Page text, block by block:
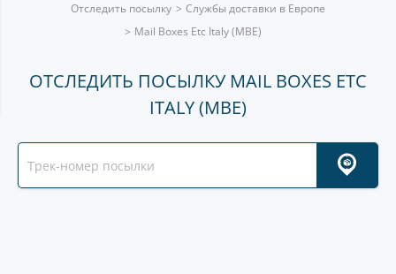
Отследить посылку
Службы доставки в Европе
Mail Boxes Etc Italy (MBE)
ОТСЛЕДИТЬ ПОСЫЛКУ MAIL BOXES ETC
ITALY (MBE)